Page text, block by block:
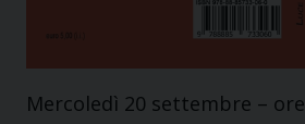
Mercoledì 20 settembre – ore